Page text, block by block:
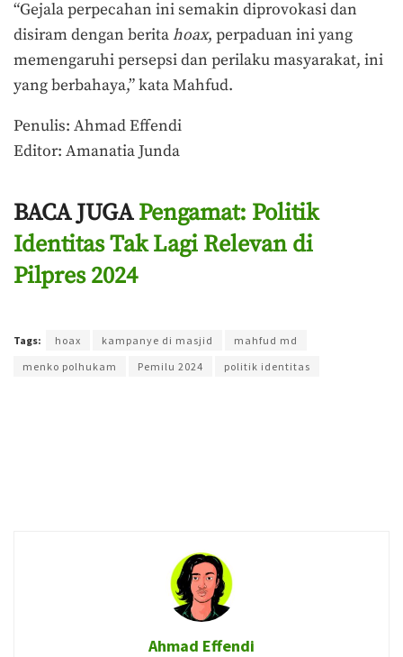
“Gejala perpecahan ini semakin diprovokasi dan
disiram dengan beritahoax, perpaduan ini yang
memengaruhi persepsi dan perilaku masyarakat, ini
yang berbahaya,” kata Mahfud.
Penulis: Ahmad Effendi
Editor: Amanatia Junda
BACA JUGAPengamat: Politik
Identitas Tak Lagi Relevan di
Pilpres 2024
Tags: hoax kampanye di masjid
mahfud md
menko polhukam
Pemilu 2024 politik identitas
Ahmad Effendi